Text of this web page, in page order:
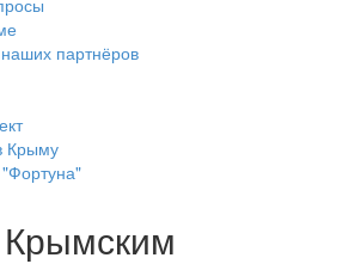
партнёров
Крыму
Крымским